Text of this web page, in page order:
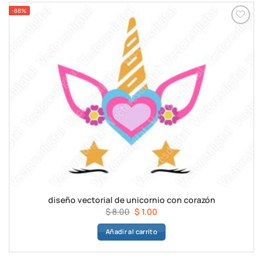
-88%
diseño vectorial de unicornio con corazón
$8.00 El
precio
original
$ 1.00El
precio
actual
Añadir al carrito